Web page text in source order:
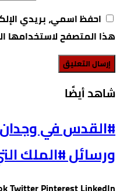
احفظ اسمي، بريدي
هذا المتصفح لاستخدامها
‫شاهد أيضًا‬
#القدس في
ورسائل #الملك